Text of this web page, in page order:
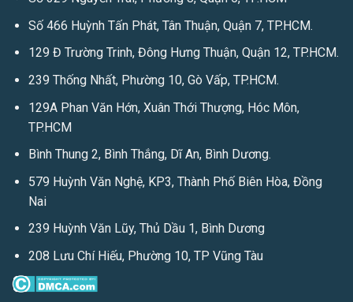
Số 466 Huỳnh Tấn Phát, Tân Thuận, Quận 7, TP.HCM.
129 Đ Trường Trinh, Đông Hưng Thuận, Quận 12, TP.HCM.
239 Thống Nhất, Phường 10, Gò Vấp, TP.HCM.
129A Phan Văn Hớn, Xuân Thới Thượng, Hóc Môn,
TP.HCM
Bình Thung 2, Bình Thắng, Dĩ An, Bình Dương.
579 Huỳnh Văn Nghệ, KP3, Thành Phố Biên Hòa, Đồng
Nai
239 Huỳnh Văn Lũy, Thủ Dầu 1, Bình Dương
208 Lưu Chí Hiếu, Phường 10, TP Vũng Tàu